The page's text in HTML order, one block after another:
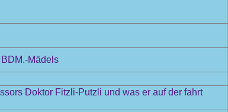
Mädels
Doktor Fitzli-Putzli und was er auf der fahrt